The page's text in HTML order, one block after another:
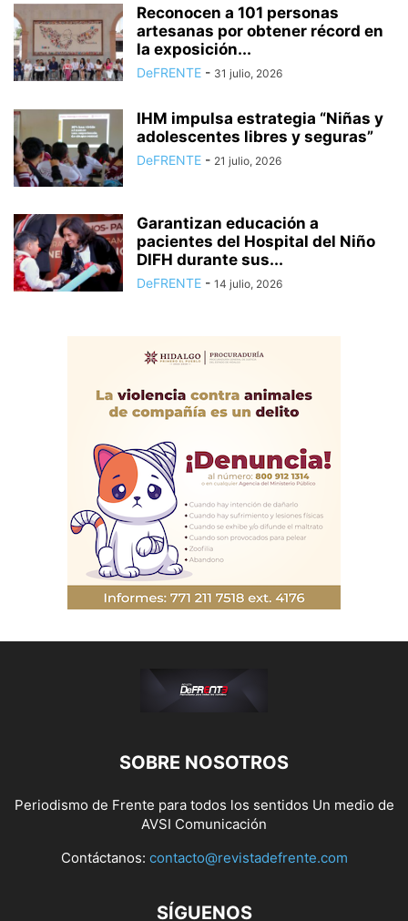
Reconocen a 101 personas
artesanas por obtener récord en
la exposición...
DeFRENTE - 31 julio, 2026
IHM impulsa estrategia “Niñas y
adolescentes libres y seguras”
DeFRENTE - 21 julio, 2026
Garantizan educación a
pacientes del Hospital del Niño
DIFH durante sus...
DeFRENTE - 14 julio, 2026
SOBRE NOSOTROS
Periodismo de Frente para todos los sentidos Un medio de
AVSI Comunicación
Contáctanos: contacto@revistadefrente.com
SÍGUENOS